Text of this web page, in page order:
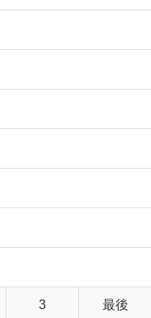
3 最後